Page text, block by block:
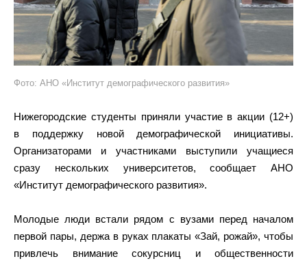
Фото: АНО «Институт демографического развития»
Нижегородские студенты приняли участие в акции (12+)
в поддержку новой демографической инициативы.
Организаторами и участниками выступили учащиеся
сразу нескольких университетов, сообщает АНО
«Институт демографического развития».
Молодые люди встали рядом с вузами перед началом
первой пары, держа в руках плакаты «Зай, рожай», чтобы
привлечь внимание сокурсниц и общественности